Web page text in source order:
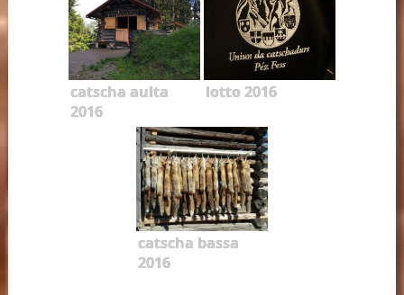
catscha aulta
2016
lotto 2016
catscha bassa
2016